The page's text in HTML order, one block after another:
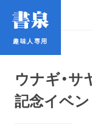
趣味人専用
ウナギ・サ
記念イベン
趣味人専用